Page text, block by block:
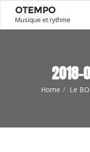
OTEMPO
Musique et rythme
2018-
Home Le